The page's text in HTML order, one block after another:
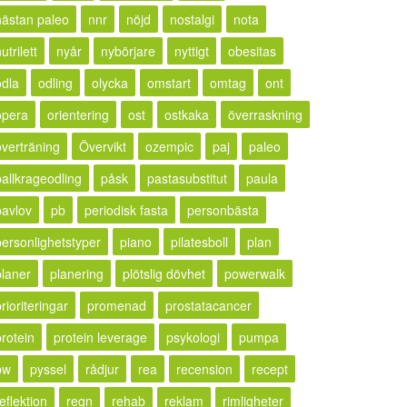
paleo nnr nöjd nostalgi
nota
nyår nybörjare nyttigt
obesitas
odling olycka omstart omtag
ont
orientering ost ostkaka
överraskning
Övervikt ozempic paj
paleo
påsk pastasubstitut
paula
pb periodisk fasta
personbästa
piano pilatesboll
plan
planering plötslig dövhet
powerwalk
promenad
prostatacancer
protein leverage psykologi
pumpa
pyssel rådjur rea recension
recept
regn rehab reklam rimligheter